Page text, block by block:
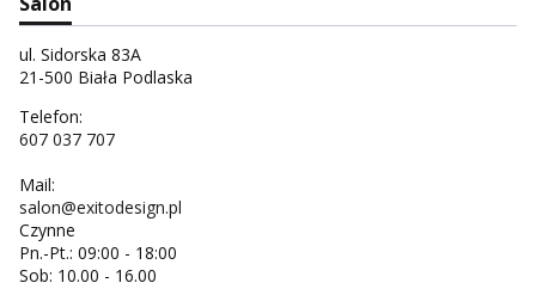
ul. Sidorska 83A
21-500 Biała Podlaska
Telefon:
607 037 707
Mail:
salon@exitodesign.pl
Czynne
Pn.-Pt.: 09:00 - 18:00
Sob: 10.00 - 16.00